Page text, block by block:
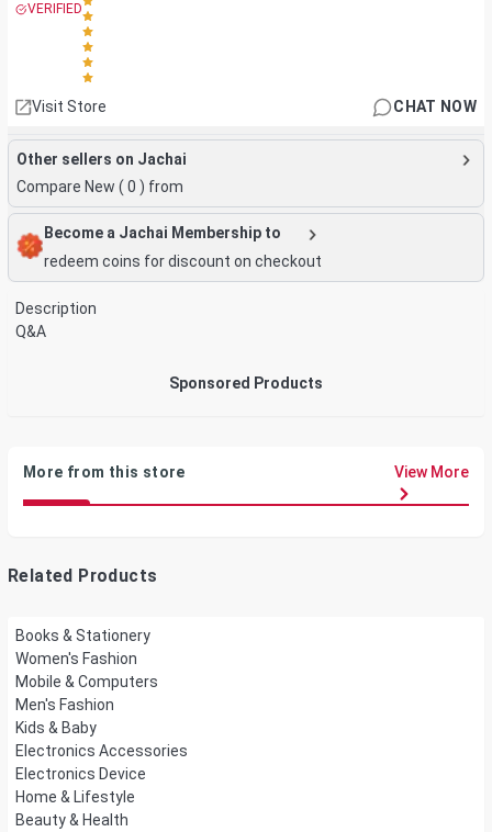
VERIFIED
Visit Store CHAT NOW
Other sellers on Jachai
Compare New ( 0 ) from
Become a Jachai Membership to
redeem coins for discount on checkout
Description
Q&A
Sponsored Products
More from this store View More
Related Products
Books & Stationery
Women's Fashion
Mobile & Computers
Men's Fashion
Kids & Baby
Electronics Accessories
Electronics Device
Home & Lifestyle
Beauty & Health